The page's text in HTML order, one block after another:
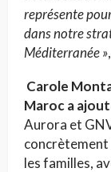
représente
dans notre
Méditerranée »,
Carole
Maroca
Aurora et
concrètement
les familles,